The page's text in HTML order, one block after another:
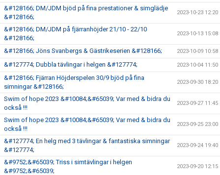
&#128166; DM/JDM bjöd på fina prestationer & simglädje
&#128166;
2023-10-23 12:20
&#128166; DM/JDM på fjärranhöjder 21/10 - 22/10
&#128166;
2023-10-13 15:08
&#128166; Jöns Svanbergs & Gästrikeserien &#128166; 2023-10-09 10:58
&#127774; Dubbla tävlingar i helgen &#127774; 2023-10-04 11:50
&#128166; Fjärran Höjderspelen 30/9 bjöd på fina
simningar &#128166;
2023-09-30 18:20
Swim of hope 2023 &#10084;&#65039; Var med & bidra du
också !!!
2023-09-27 11:45
Swim of hope 2023 &#10084;&#65039; Var med & bidra du
också !!!
2023-09-25 23:00
&#127774; En helg med 3 tävlingar & fantastiska simningar
&#127774;
2023-09-24 19:40
&#9752;&#65039; Triss i simtävlingar i helgen
&#9752;&#65039;
2023-09-20 12:15